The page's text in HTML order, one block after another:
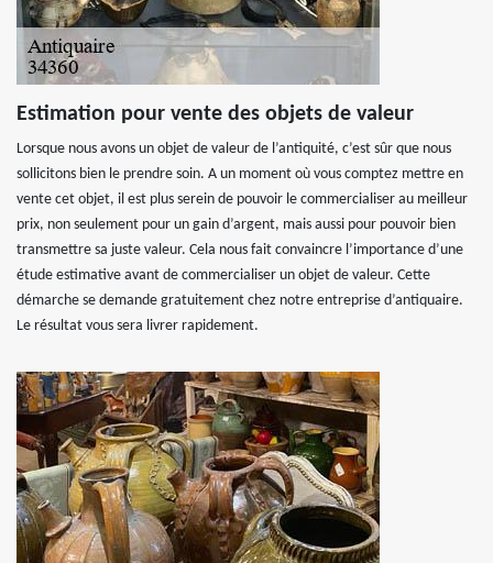
Estimation pour vente des objets de valeur
Lorsque nous avons un objet de valeur de l’antiquité, c’est sûr que nous
sollicitons bien le prendre soin. A un moment où vous comptez mettre en
vente cet objet, il est plus serein de pouvoir le commercialiser au meilleur
prix, non seulement pour un gain d’argent, mais aussi pour pouvoir bien
transmettre sa juste valeur. Cela nous fait convaincre l’importance d’une
étude estimative avant de commercialiser un objet de valeur. Cette
démarche se demande gratuitement chez notre entreprise d’antiquaire.
Le résultat vous sera livrer rapidement.